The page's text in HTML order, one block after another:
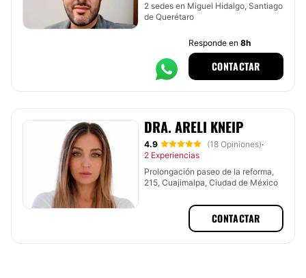
2 sedes en Miguel Hidalgo, Santiago
de Querétaro
Responde en 8h
CONTACTAR
DRA. ARELI KNEIP
4.9 (18 Opiniones)·
2 Experiencias
Prolongación paseo de la reforma,
215, Cuajimalpa, Ciudad de México
CONTACTAR